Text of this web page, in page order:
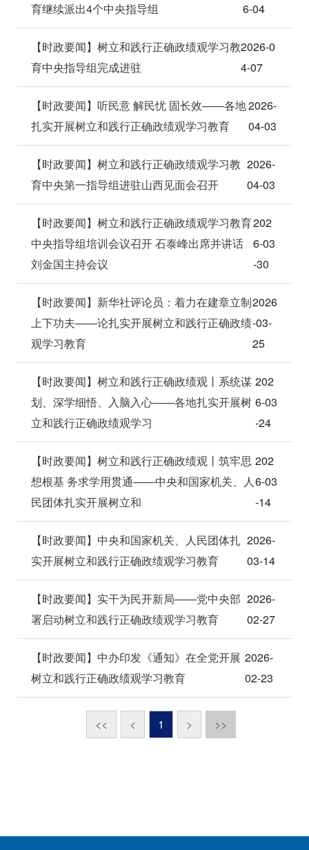
育继续派出4个中央指导组
6-04
【时政要闻】树立和践行正确政绩观学习教
育中央指导组完成进驻
2026-0
4-07
【时政要闻】听民意 解民忧 固长效——各地
扎实开展树立和践行正确政绩观学习教育
2026-
04-03
【时政要闻】树立和践行正确政绩观学习教
育中央第一指导组进驻山西见面会召开
2026-
04-03
【时政要闻】树立和践行正确政绩观学习教育
中央指导组培训会议召开 石泰峰出席并讲话
刘金国主持会议
202
6-03
-30
【时政要闻】新华社评论员：着力在建章立制
上下功夫——论扎实开展树立和践行正确政绩
观学习教育
2026
-03-
25
【时政要闻】树立和践行正确政绩观丨系统谋
划、深学细悟、入脑入心——各地扎实开展树
立和践行正确政绩观学习
202
6-03
-24
【时政要闻】树立和践行正确政绩观丨筑牢思
想根基 务求学用贯通——中央和国家机关、人
民团体扎实开展树立和
202
6-03
-14
【时政要闻】中央和国家机关、人民团体扎
实开展树立和践行正确政绩观学习教育
2026-
03-14
【时政要闻】实干为民开新局——党中央部
署启动树立和践行正确政绩观学习教育
2026-
02-27
【时政要闻】中办印发《通知》在全党开展
树立和践行正确政绩观学习教育
2026-
02-23
<< < 1 > >>